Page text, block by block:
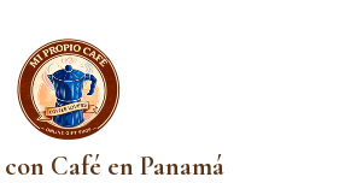
Café en Panamá